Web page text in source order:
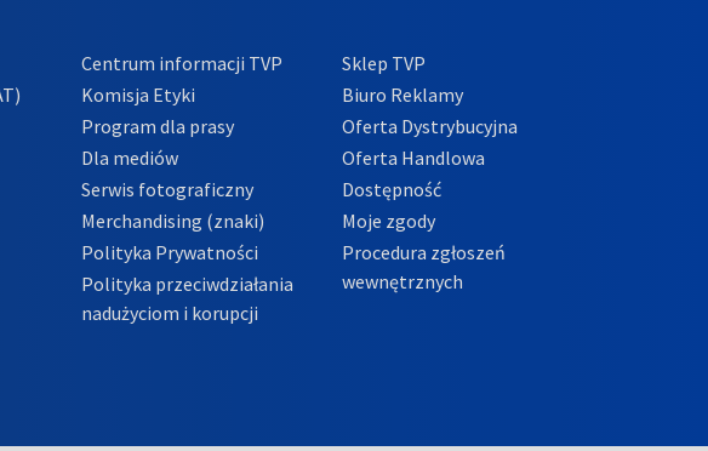
Centrum informacji TVP
Komisja Etyki
Program dla prasy
Dla mediów
Serwis fotograficzny
Merchandising (znaki)
Polityka Prywatności
Polityka przeciwdziałania
nadużyciom i korupcji
Sklep TVP
Biuro Reklamy
Oferta Dystrybucyjna
Oferta Handlowa
Dostępność
Moje zgody
Procedura zgłoszeń
wewnętrznych